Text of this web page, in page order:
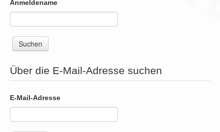
Anmeldename
Über die E-Mail-Adresse suchen
E-Mail-Adresse